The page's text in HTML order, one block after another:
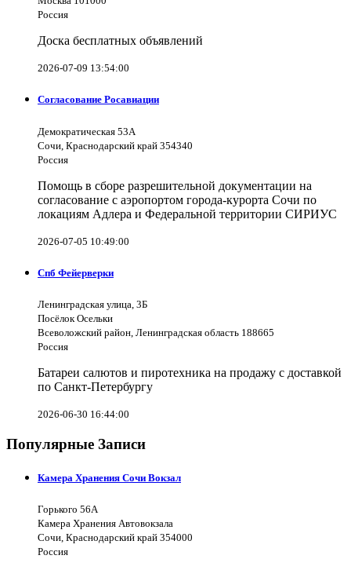
Россия
Доска бесплатных объявлений
2026-07-09 13:54:00
Согласование Росавиации
Демократическая 53А
Сочи, Краснодарский край 354340
Россия
Помощь в сборе разрешительной документации на
согласование с аэропортом города-курорта Сочи по
локациям Адлера и Федеральной территории СИРИУС
2026-07-05 10:49:00
Спб Фейерверки
Ленинградская улица, 3Б
Посёлок Осельки
Всеволожский район, Ленинградская область 188665
Россия
Батареи салютов и пиротехника на продажу с доставкой
по Санкт-Петербургу
2026-06-30 16:44:00
Популярные Записи
Камера Хранения Сочи Вокзал
Горького 56А
Камера Хранения Автовокзала
Сочи, Краснодарский край 354000
Россия